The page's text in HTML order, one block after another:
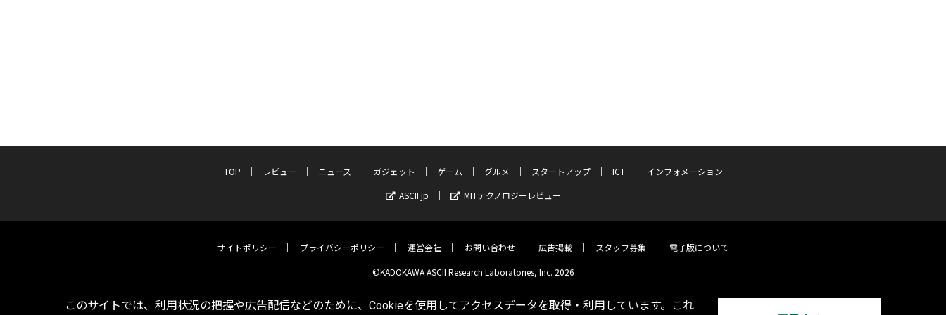
TOP レビュー ニュース ガジェット ゲーム グルメ スタートアップ ICT
インフォメーション
ASCII.jp
MITテクノロジーレビュー
サイトポリシー プライバシーポリシー 運営会社 お問い合わせ 広告掲載 スタッフ募集 電子版について
©KADOKAWA ASCII Research Laboratories, Inc. 2026
このサイトでは、利用状況の把握や広告配信などのために、Cookieを使用してアクセスデータを取得・利用しています。これ